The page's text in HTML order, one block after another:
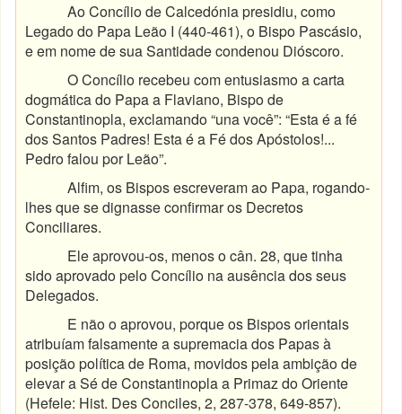
Ao Concílio de Calcedónia presidiu, como
Legado do Papa Leão I (440-461), o Bispo Pascásio,
e em nome de sua Santidade condenou Dióscoro.
O Concílio recebeu com entusiasmo a carta
dogmática do Papa a Flaviano, Bispo de
Constantinopla, exclamando “una você”: “Esta é a fé
dos Santos Padres! Esta é a Fé dos Apóstolos!...
Pedro falou por Leão”.
Alfim, os Bispos escreveram ao Papa, rogando-
lhes que se dignasse confirmar os Decretos
Conciliares.
Ele aprovou-os, menos o cân. 28, que tinha
sido aprovado pelo Concílio na ausência dos seus
Delegados.
E não o aprovou, porque os Bispos orientais
atribuíam falsamente a supremacia dos Papas à
posição política de Roma, movidos pela ambição de
elevar a Sé de Constantinopla a Primaz do Oriente
(Hefele: Hist. Des Conciles, 2, 287-378, 649-857).